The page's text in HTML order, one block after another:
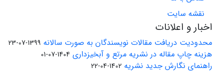
نقشه سایت
اخبار و اعلانات
محدودیت دریافت مقالات نویسندگان به صورت سالانه 1399-07-23
هزینه چاپ مقاله در نشریه مرتع و آبخیزداری 1404-07-01
راهنمای نگارش جدید نشریه 1402-04-22